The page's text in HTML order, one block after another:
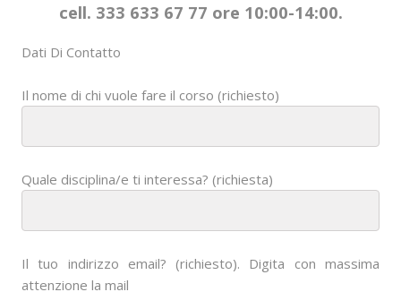
cell. 333 633 67 77 ore 10:00-14:00.
Dati Di Contatto
Il nome di chi vuole fare il corso (richiesto)
Quale disciplina/e ti interessa? (richiesta)
Il tuo indirizzo email? (richiesto). Digita con massima
attenzione la mail